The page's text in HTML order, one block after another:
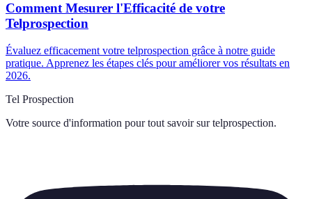
Comment Mesurer l'Efficacité de votre
Telprospection
Évaluez efficacement votre telprospection grâce à notre guide
pratique. Apprenez les étapes clés pour améliorer vos résultats en
2026.
Tel Prospection
Votre source d'information pour tout savoir sur telprospection.